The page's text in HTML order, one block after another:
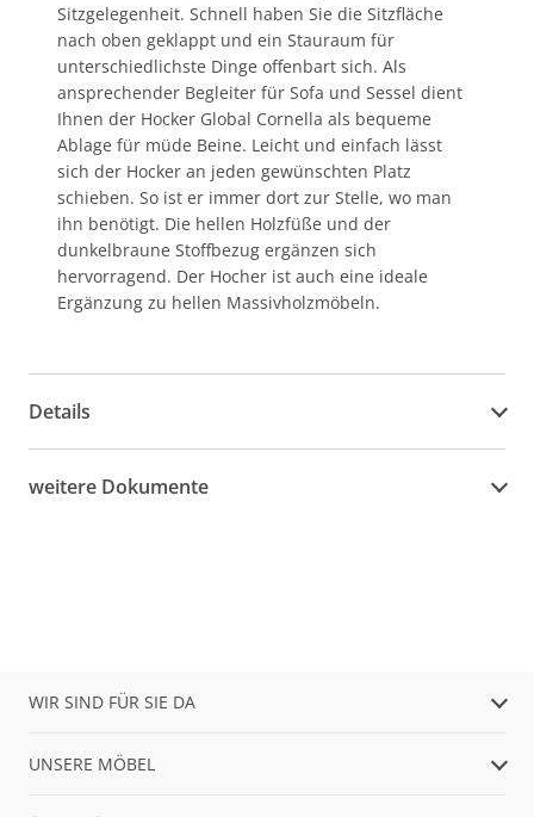
Sitzgelegenheit. Schnell haben Sie die Sitzfläche
nach oben geklappt und ein Stauraum für
unterschiedlichste Dinge offenbart sich. Als
ansprechender Begleiter für Sofa und Sessel dient
Ihnen der Hocker Global Cornella als bequeme
Ablage für müde Beine. Leicht und einfach lässt
sich der Hocker an jeden gewünschten Platz
schieben. So ist er immer dort zur Stelle, wo man
ihn benötigt. Die hellen Holzfüße und der
dunkelbraune Stoffbezug ergänzen sich
hervorragend. Der Hocher ist auch eine ideale
Ergänzung zu hellen Massivholzmöbeln.
Details
weitere Dokumente
WIR SIND FÜR SIE DA
UNSERE MÖBEL